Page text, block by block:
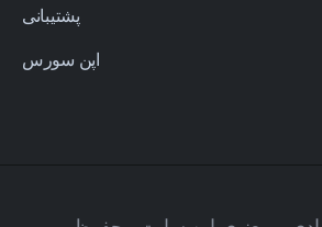
پشتیبانی
اپن سورس